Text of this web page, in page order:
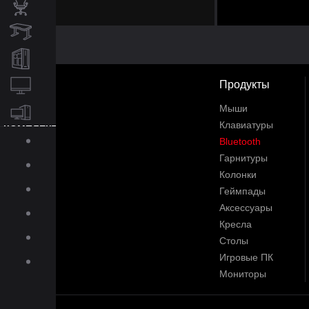
КРЕСЛА
СТОЛЫ
ИГРОВЫЕ ПК
МОНИТОРЫ
КОМПЛЕКТУЮЩИЕ
ДЛЯ ПК
О BLOODY
ПОДДЕРЖКА
ПРЕСС-ЦЕНТР
ГАЛЕРЕЯ
СКАЧАТЬ
Продукты
Мыши
Клавиатуры
Bluetooth
Гарнитуры
Колонки
Геймпады
Аксессуары
Кресла
Столы
Игровые ПК
Мониторы